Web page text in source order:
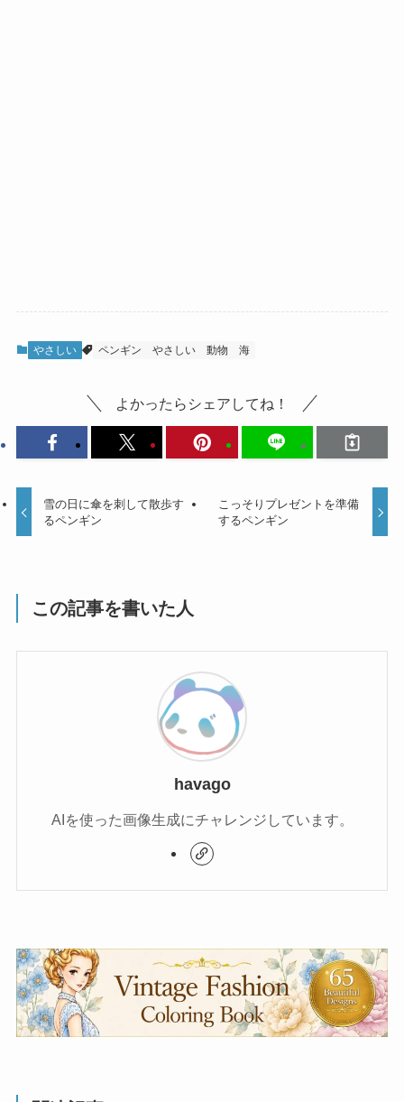
やさしい ペンギン やさしい 動物 海
よかったらシェアしてね！
雪の日に傘を刺して散歩す
るペンギン
こっそりプレゼントを準備
するペンギン
この記事を書いた人
havago
AIを使った画像生成にチャレンジしています。